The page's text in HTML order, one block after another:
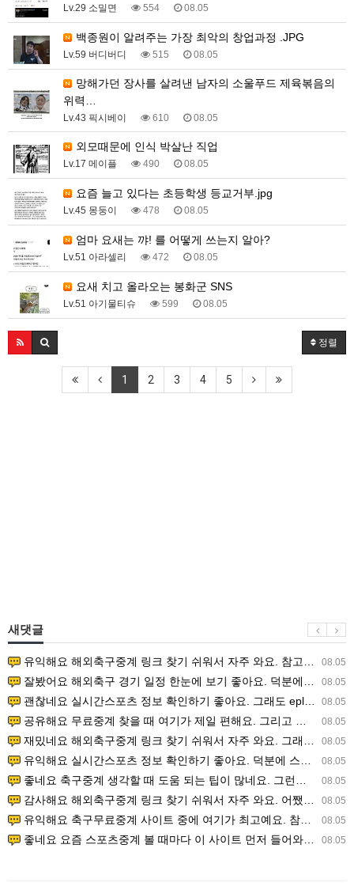
Lv.29 소밀면 554 08.05
백종원이 알려주는 가장 최악의 창업과정 .JPG
Lv.59 버디버디 515 08.05
위력…
Lv.43 픽시베이 610 08.05
외모때문에 인식 박살난 직업
Lv.17 메이플 490 08.05
요즘 늘고 있다는 초등학생 등교거부.jpg
Lv.45 몽둥이 478 08.05
엄마 요새는 꺄! 를 어떻게 쓰는지 알아?
Lv.51 아라셀리 472 08.05
요새 치고 올라오는 봉화군 SNS
Lv.51 아기물티슈 599 08.05
정렬
1 2 3 4 5
새댓글
08.05
유익해요 해외축구중계 링크 찾기 쉬워서 자주 와요. 참고로 무료스포츠중계 정보 확인할 때 출처 꼭 체크해요.…
08.05
잘봤어요 해외축구 경기 일정 한눈에 보기 좋아요. 덕분에 epl중계 볼 때 공식 중계 채널 먼저 찾아봐요. …
08.05
괜찮네요 실시간스포츠 정보 확인하기 좋아요. 그래도 epl중계 볼 때 공식 중계 채널 먼저 찾아봐요. 북마크…
08.05
공유해요 무료중계 찾을 때 여기가 제일 편해요. 그리고 무료스포츠중계 정보 확인할 때 출처 꼭 체크해요. 앞…
08.05
재밌네요 해외축구중계 링크 찾기 쉬워서 자주 와요. 그래서 해외축구중계도 정식 서비스로 봐야 안전해요. 다음…
08.05
유익해요 실시간스포츠 정보 확인하기 좋아요. 덕분에 스포츠중계는 합법적인 경로로만 시청하려 해요. 좋은 정보…
08.05
좋네요 축구중계 생각할 때 도움 되는 팁이 많네요. 그런데 해외축구중계도 정식 서비스로 봐야 안전해요. 다음…
08.05
감사해요 해외축구중계 링크 찾기 쉬워서 자주 와요. 어쨌든 축구무료중계도 합법적인 곳에서 봐야 마음 편해요.…
08.05
유익해요 축구무료중계 사이트 중에 여기가 최고예요. 참고로 축구무료중계도 합법적인 곳에서 봐야 마음 편해요.…
08.05
좋네요 요즘 스포츠중계 볼 때마다 이 사이트 먼저 들어와요. 그나저나 epl중계 볼 때 공식 중계 채널 먼저…